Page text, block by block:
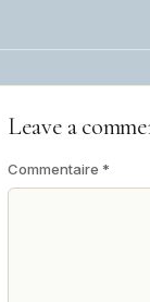
Leave a
Commentaire *